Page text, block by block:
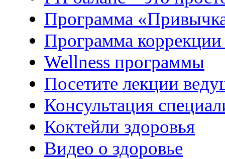
Программа
Программа коррекции
Wellness программы
Посетите лекции
Консультация
Коктейли здоровья
Видео о здоровье